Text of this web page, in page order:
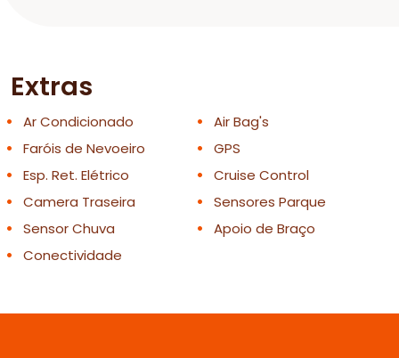
Extras
Ar Condicionado
Air Bag's
Faróis de Nevoeiro
GPS
Esp. Ret. Elétrico
Cruise Control
Camera Traseira
Sensores Parque
Sensor Chuva
Apoio de Braço
Conectividade